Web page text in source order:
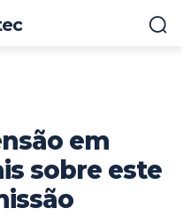
em
sobre este